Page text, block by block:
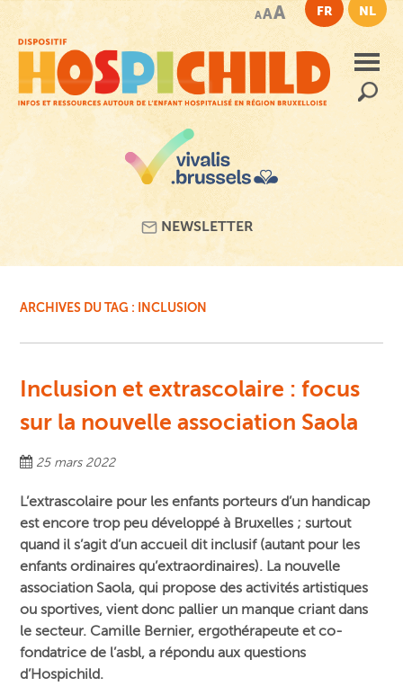
contenu
principal
AAA FR NL
NEWSLETTER
ARCHIVES DU TAG : INCLUSION
Inclusion et extrascolaire : focus
sur la nouvelle association Saola
25 mars 2022
L’extrascolaire pour les enfants porteurs d’un handicap
est encore trop peu développé à Bruxelles ; surtout
quand il s’agit d’un accueil dit inclusif (autant pour les
enfants ordinaires qu’extraordinaires). La nouvelle
association Saola, qui propose des activités artistiques
ou sportives, vient donc pallier un manque criant dans
le secteur. Camille Bernier, ergothérapeute et co-
fondatrice de l’asbl, a répondu aux questions
d’Hospichild.